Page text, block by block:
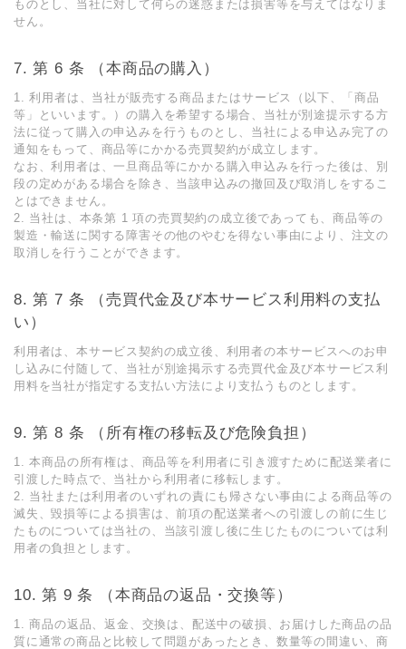
ものとし、当社に対して何らの迷惑または損害等を与えてはなりま
せん。
第 6 条 （本商品の購⼊）
1. 利⽤者は、当社が販売する商品またはサービス（以下、「商品
等」といいます。）の購⼊を希望する場合、当社が別途提⽰する⽅
法に従って購⼊の申込みを⾏うものとし、当社による申込み完了の
通知をもって、商品等にかかる売買契約が成⽴します。
なお、利⽤者は、⼀旦商品等にかかる購⼊申込みを⾏った後は、別
段の定めがある場合を除き、当該申込みの撤回及び取消しをするこ
とはできません。
2. 当社は、本条第 1 項の売買契約の成⽴後であっても、商品等の
製造・輸送に関する障害その他のやむを得ない事由により、注⽂の
取消しを⾏うことができます。
第 7 条 （売買代⾦及び本サービス利⽤料の⽀払
い）
利⽤者は、本サービス契約の成⽴後、利⽤者の本サービスへのお申
し込みに付随して、当社が別途掲⽰する売買代⾦及び本サービス利
⽤料を当社が指定する⽀払い⽅法により⽀払うものとします。
第 8 条 （所有権の移転及び危険負担）
1. 本商品の所有権は、商品等を利⽤者に引き渡すために配送業者に
引渡した時点で、当社から利⽤者に移転します。
2. 当社または利⽤者のいずれの責にも帰さない事由による商品等の
滅失、毀損等による損害は、前項の配送業者への引渡しの前に⽣じ
たものについては当社の、当該引渡し後に⽣じたものについては利
⽤者の負担とします。
第 9 条 （本商品の返品・交換等）
1. 商品の返品、返金、交換は、配送中の破損、お届けした商品の品
質に通常の商品と比較して問題があったとき、数量等の間違い、商